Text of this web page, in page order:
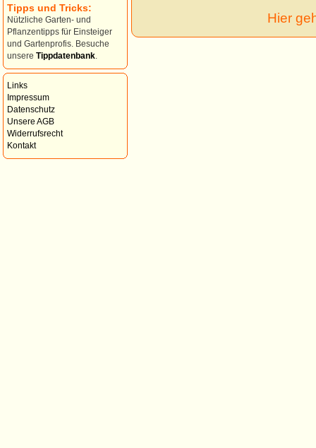
Tipps und Tricks:
Nützliche Garten- und
Pflanzentipps für Einsteiger
und Gartenprofis. Besuche
unsere Tippdatenbank
Links
Impressum
Datenschutz
Unsere AGB
Widerrufsrecht
Kontakt
Hier